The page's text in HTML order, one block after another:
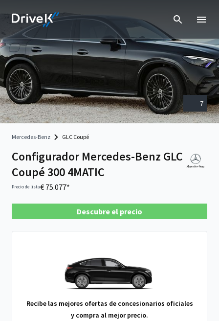
7
Mercedes-Benz GLC Coupé
Configurador Mercedes-Benz GLC
Coupé 300 4MATIC
Precio de lista€ 75.077*
Descubre el precio
Recibe las mejores ofertas de concesionarios oficiales
y compra al mejor precio.